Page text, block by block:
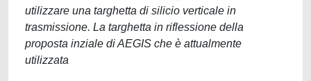
utilizzare una targhetta di silicio verticale in
trasmissione. La targhetta in riflessione della
proposta inziale di AEGIS che è attualmente
utilizzata